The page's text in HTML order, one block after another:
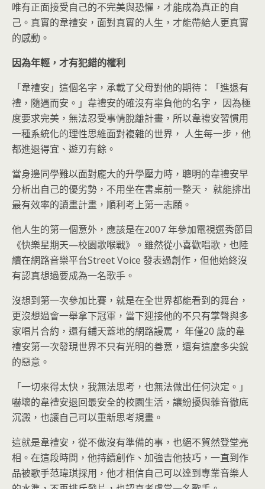
唯有正面接受自己的不完美與恐懼，才能成為真正的自
己。真實的韋禮安，面對真實的人生，才能帶給人更真實
的感動。
因為年輕，才有犯錯的權利
「韋禮安」這個名字，承載了父母對他的期待：「進退有
禮，隨遇而安。」韋禮安的確沒有辜負他的名字， 因為極
度要求完美，無法忍受事情脫離計畫，所以韋禮安習慣用
一種系統化的理性思維面對複雜的世界， 人生每一步，他
都進退得宜、遊刃有餘。
當身邊同學難以面對龐大的升學壓力時，聰明的韋禮安早
分析出自己的優劣勢，不用坐在書桌前一整天， 就能排出
最有效率的讀畫計畫，順利考上第一志願。
他人生的第一個意外，應該是在2007 年參加電視選秀節目
《快樂星期天—校園歌喉戰》。雖然從小喜歡唱歌，也陸
續在網路音樂平台Street Voice 發表過創作，但他始終沒
有認真想過要成為一名歌手。
沒想到第一次參加比賽，就是在全世界都能看到的舞台，
更沒想過會一舉拿下冠軍，當下迎接他的不只有掌聲與多
家唱片合約，還有鋪天蓋地的網路謾罵， 年僅20 歲的韋
禮安第一次發現世界不只有光明的善意，還有這麼多尖銳
的惡意。
「一切來得太快，我無法思考，也無法做出任何決定。」
嚇壞的韋禮安退回最安全的校園生活，讓紛擾與雜音徹底
沉澱，也讓自己可以重新思考規畫。
這就是韋禮安，從不做沒有準備的事，也絕不貿然登堂亮
相。在這段時間，他持續創作、加強吉他技巧，一直到作
品被歌手范瑋琪採用，他才相信自己可以達到專業音樂人